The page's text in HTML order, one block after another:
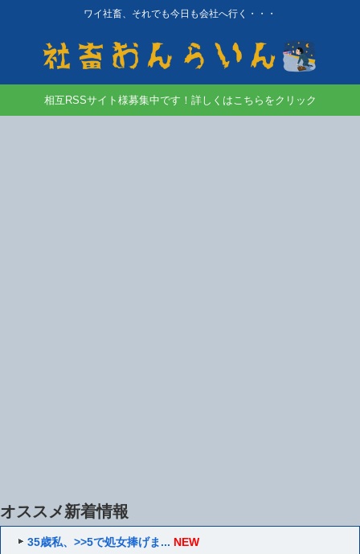
ワイ社畜、それでも今日も会社へ行く・・・
相互RSSサイト様募集中です！詳しくはこちらをクリック
オススメ新着情報
35歳私、>>5で処女捧げま... NEW